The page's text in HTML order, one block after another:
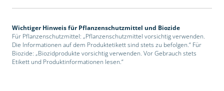
Wichtiger Hinweis für Pflanzenschutzmittel und Biozide
Für Pflanzenschutzmittel: „Pflanzenschutzmittel vorsichtig verwenden.
Die Informationen auf dem Produktetikett sind stets zu befolgen.“ Für
Biozide: „Biozidprodukte vorsichtig verwenden. Vor Gebrauch stets
Etikett und Produktinformationen lesen.“